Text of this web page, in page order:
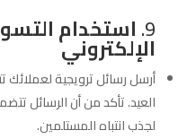
9. استخدام
الإلكتروني
أرسل رسائل ترويجية
العيد. تأكد من أن الرسائل
لجذب انتباه المستلمين.